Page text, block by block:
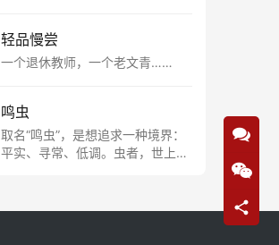
轻品慢尝
一个退休教师，一个老文青……
鸣虫
取名“鸣虫”，是想追求一种境界：
平实、寻常、低调。虫者，世上最